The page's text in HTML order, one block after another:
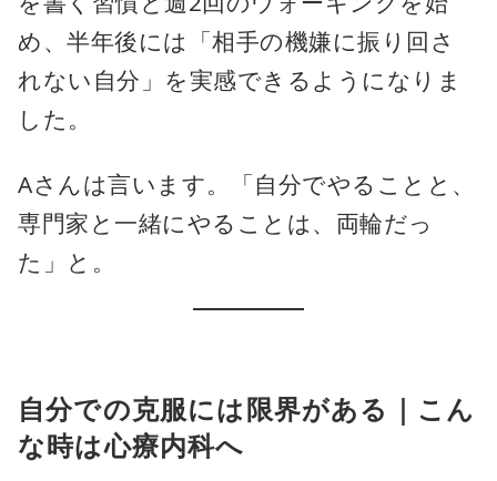
め、半年後には「相手の機嫌に振り回さ
れない自分」を実感できるようになりま
した。
Aさんは言います。「自分でやることと、
専門家と一緒にやることは、両輪だっ
た」と。
自分での克服には限界がある｜こん
な時は心療内科へ